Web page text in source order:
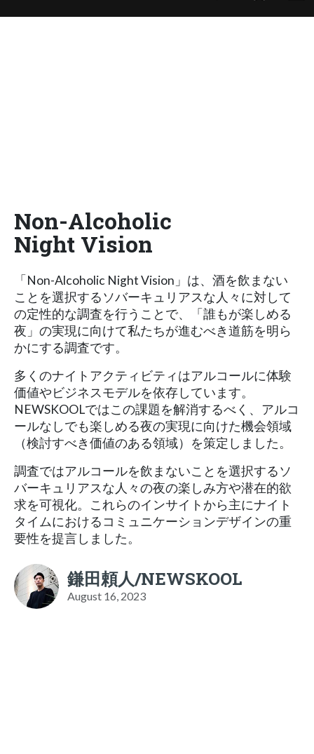
Non-Alcoholic
Night Vision
「Non-Alcoholic Night Vision」は、酒を飲まない
ことを選択するソバーキュリアスな人々に対して
の定性的な調査を行うことで、「誰もが楽しめる
夜」の実現に向けて私たちが進むべき道筋を明ら
かにする調査です。
多くのナイトアクティビティはアルコールに体験
価値やビジネスモデルを依存しています。
NEWSKOOLではこの課題を解消するべく、アルコ
ールなしでも楽しめる夜の実現に向けた機会領域
（​​検討すべき価値のある領域）を策定しました。
調査ではアルコールを飲まないことを選択するソ
バーキュリアスな人々の夜の楽しみ方や潜在的欲
求を可視化。これらのインサイトから主にナイト
タイムにおけるコミュニケーションデザインの重
要性を提言しました。
鎌田頼人/NEWSKOOL
August 16, 2023